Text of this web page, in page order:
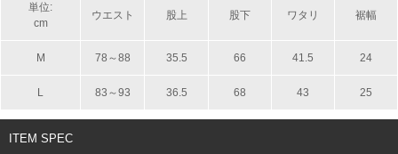
単位:
cm
ウエスト 股上 股下 ワタリ 裾幅
M 78～88 35.5 66 41.5 24
L 83～93 36.5 68 43 25
ITEM SPEC